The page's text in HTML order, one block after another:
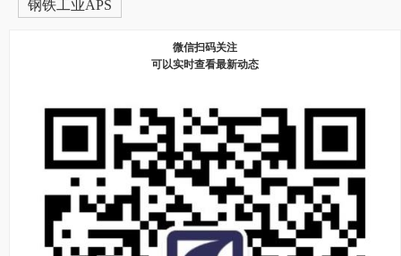
钢铁工业APS
微信扫码关注
可以实时查看最新动态